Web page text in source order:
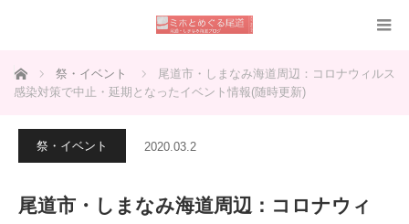
ホーム 祭・イベント
尾道市・しまなみ海道周辺：コロナウィルス
感染対策で中止・延期となったイベント情報(随時更新)
祭・イベント 2020.03.2
尾道市・しまなみ海道周辺：コロナウィ